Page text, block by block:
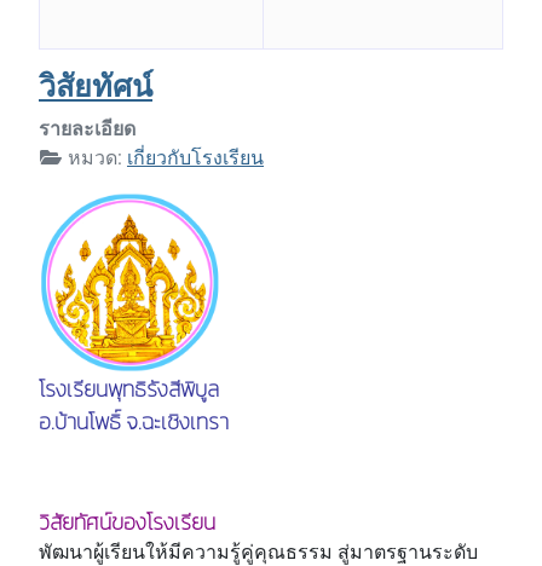
วิสัยทัศน์
รายละเอียด
หมวด: เกี่ยวกับโรงเรียน
โรงเรียนพุทธิรังสีพิบูล
อ.บ้านโพธิ์ จ.ฉะเชิงเทรา
วิสัยทัศน์ของโรงเรียน
พัฒนาผู้เรียนให้มีความรู้คู่คุณธรรม สู่มาตรฐานระดับ